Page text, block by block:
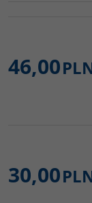
46,00
30,00